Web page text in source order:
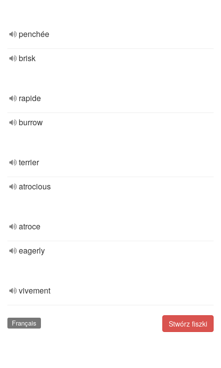
penchée
brisk
rapide
burrow
terrier
atrocious
atroce
eagerly
vivement
Stwórz fiszki
Français